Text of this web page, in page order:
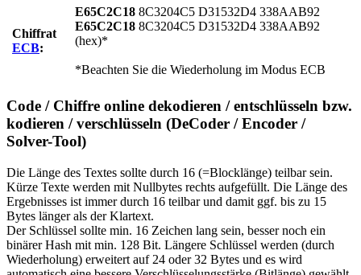
Chiffrat
ECB:
E65C2C18 8C3204C5 D31532D4 338AAB92
E65C2C18 8C3204C5 D31532D4 338AAB92
(hex)*
*Beachten Sie die Wiederholung im Modus ECB
Code / Chiffre online dekodieren / entschlüsseln bzw.
kodieren / verschlüsseln (DeCoder / Encoder /
Solver-Tool)
Die Länge des Textes sollte durch 16 (=Blocklänge) teilbar sein.
Kürze Texte werden mit Nullbytes rechts aufgefüllt. Die Länge des
Ergebnisses ist immer durch 16 teilbar und damit ggf. bis zu 15
Bytes länger als der Klartext.
Der Schlüssel sollte min. 16 Zeichen lang sein, besser noch ein
binärer Hash mit min. 128 Bit. Längere Schlüssel werden (durch
Wiederholung) erweitert auf 24 oder 32 Bytes und es wird